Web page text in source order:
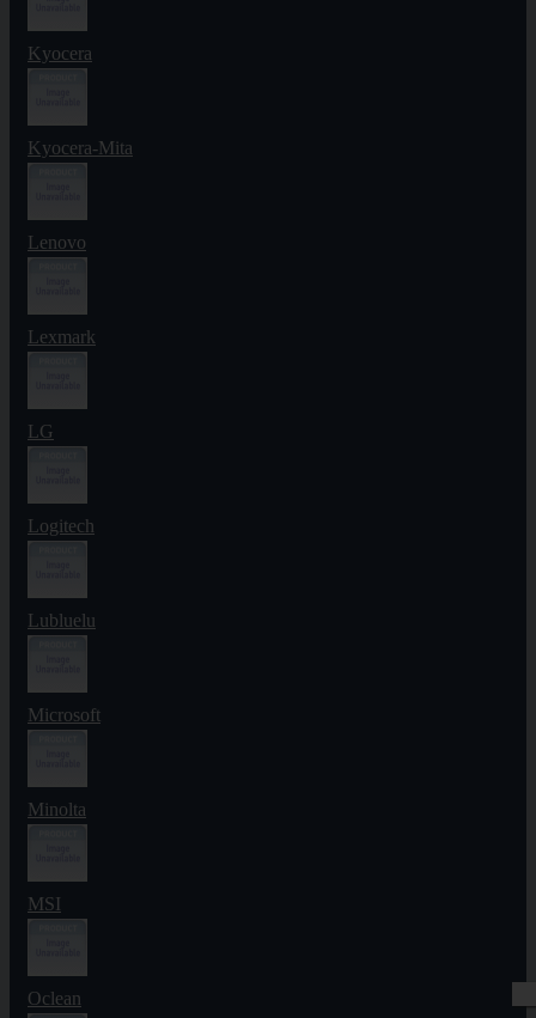
Kyocera
Kyocera-Mita
Lenovo
Lexmark
LG
Logitech
Lubluelu
Microsoft
Minolta
MSI
Oclean